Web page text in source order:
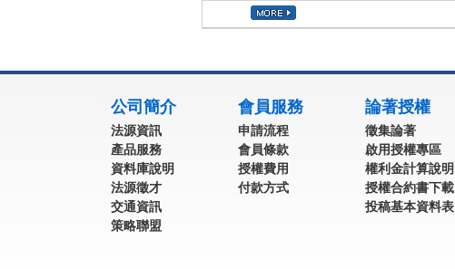
公司簡介
法源資訊
產品服務
資料庫說明
法源徵才
交通資訊
策略聯盟
會員服務
申請流程
會員條款
授權費用
付款方式
論著授權
徵集論著
啟用授權專區
權利金計算說明
授權合約書下載
投稿基本資料表